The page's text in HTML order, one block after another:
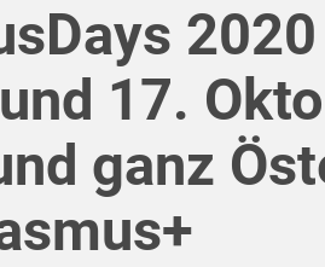
17.
ganz